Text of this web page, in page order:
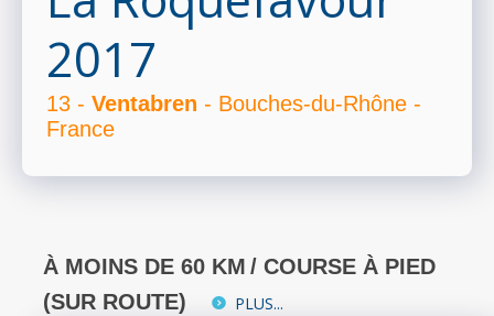
2017
13 - Ventabren - Bouches-du-Rhône -
France
À MOINS DE 60 KM / COURSE À PIED
(SUR ROUTE)
PLUS...